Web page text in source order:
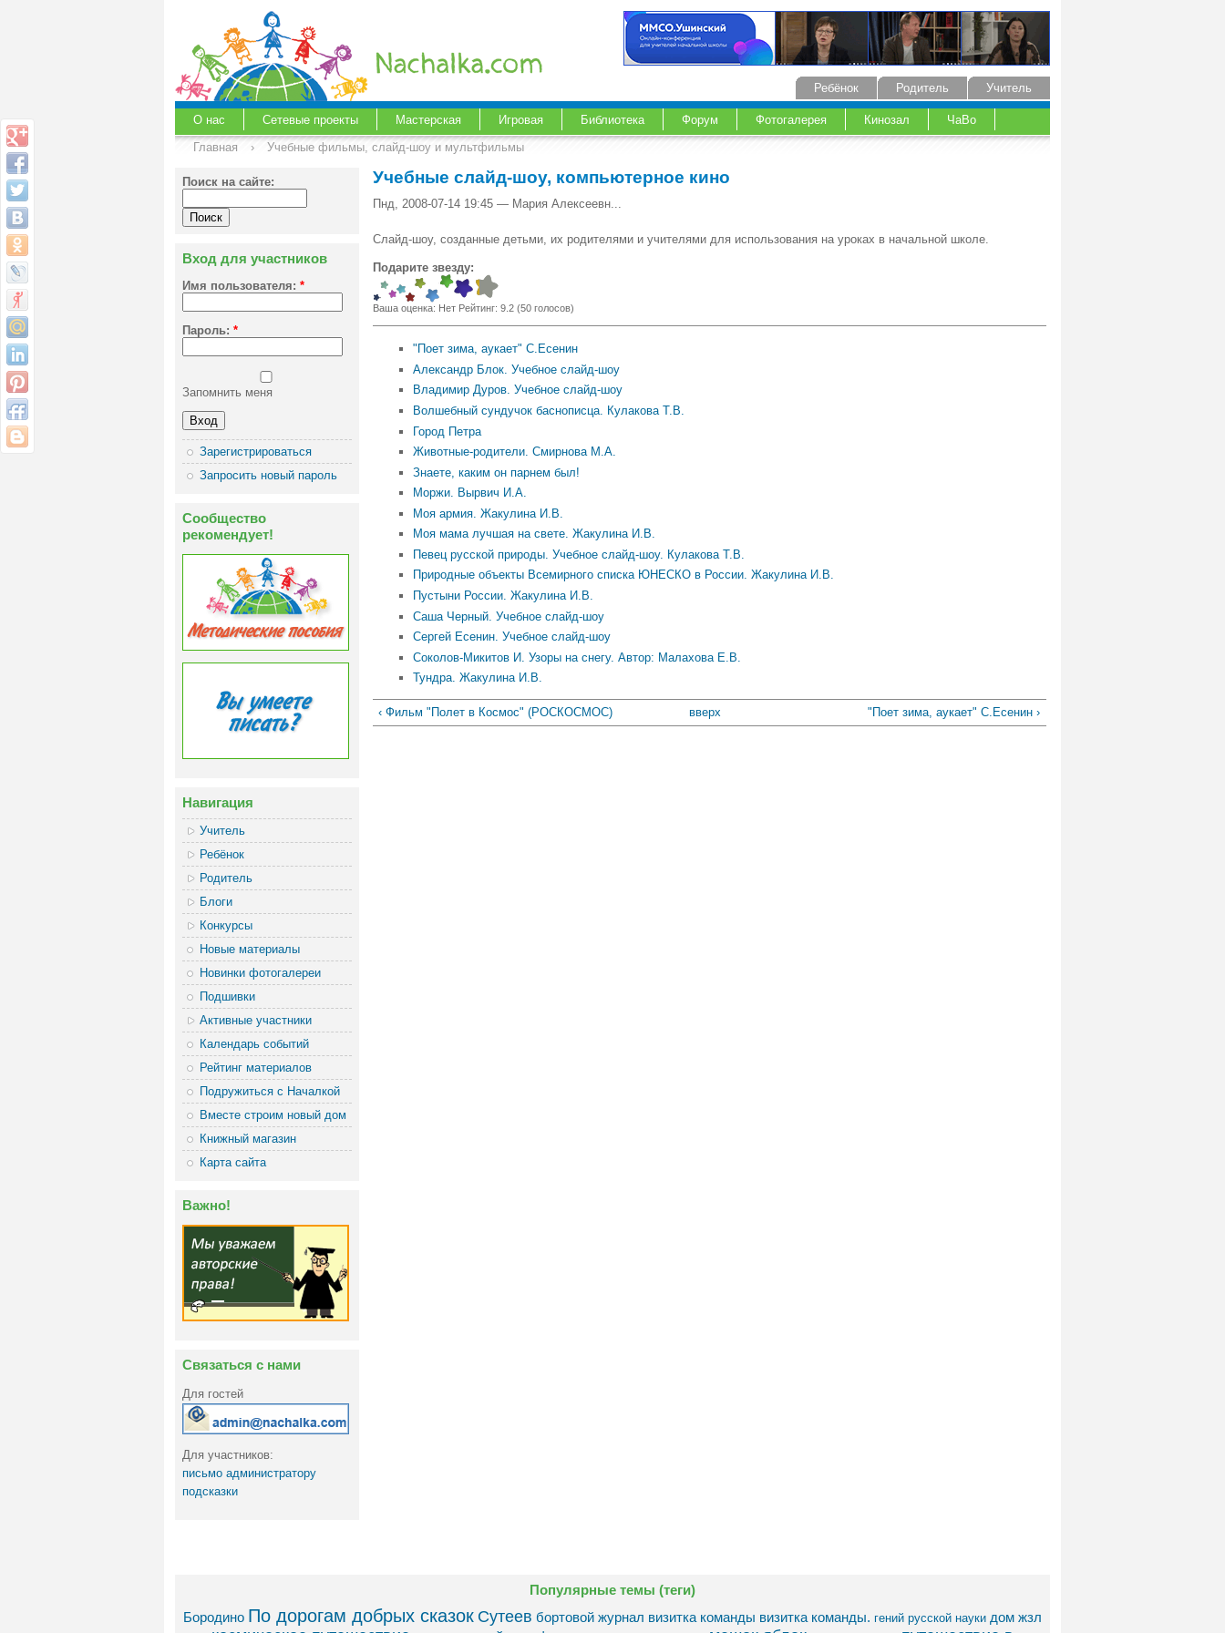
Учитель
Родитель
Ребёнок
О нас Сетевые проекты Мастерская Игровая Библиотека Форум Фотогалерея Кинозал
ЧаВо
Главная
› Учебные фильмы, слайд-шоу и мультфильмы
Поиск на сайте:
Вход для участников
Имя пользователя: *
Пароль: *
Запомнить меня
Зарегистрироваться
Запросить новый пароль
Сообщество
рекомендует!
Навигация
Учитель
Ребёнок
Родитель
Блоги
Конкурсы
Новые материалы
Новинки фотогалереи
Подшивки
Активные участники
Календарь событий
Рейтинг материалов
Подружиться с Началкой
Вместе строим новый дом
Книжный магазин
Карта сайта
Важно!
Связаться с нами
Для гостей
Для участников:
письмо администратору
подсказки
Учебные слайд-шоу, компьютерное кино
Пнд, 2008-07-14 19:45 — Мария Алексеевн...
Слайд-шоу, созданные детьми, их родителями и учителями для использования на уроках в начальной школе.
Подарите звезду:
Ваша оценка: Нет Рейтинг: 9.2 (50голосов)
"Поет зима, аукает" С.Есенин
Александр Блок. Учебное слайд-шоу
Владимир Дуров. Учебное слайд-шоу
Волшебный сундучок баснописца. Кулакова Т.В.
Город Петра
Животные-родители. Смирнова М.А.
Знаете, каким он парнем был!
Моржи. Вырвич И.А.
Моя армия. Жакулина И.В.
Моя мама лучшая на свете. Жакулина И.В.
Певец русской природы. Учебное слайд-шоу. Кулакова Т.В.
Природные объекты Всемирного списка ЮНЕСКО в России. Жакулина И.В.
Пустыни России. Жакулина И.В.
Саша Черный. Учебное слайд-шоу
Сергей Есенин. Учебное слайд-шоу
Соколов-Микитов И. Узоры на снегу. Автор: Малахова Е.В.
Тундра. Жакулина И.В.
‹ Фильм "Полет в Космос" (РОСКОСМОС) вверх "Поет зима, аукает" С.Есенин ›
Популярные темы (теги)
Бородино По дорогам добрых сказок Сутеев бортовой журнал визитка команды визитка команды. гений русской науки дом жзл